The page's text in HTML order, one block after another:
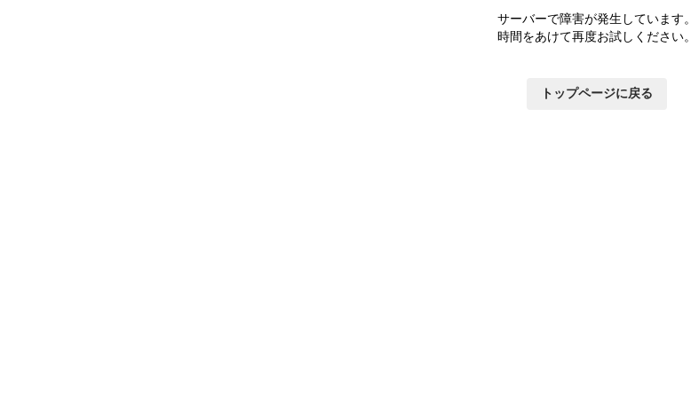
サーバーで障害が発生しています。
時間をあけて再度お試しください。
トップページに戻る